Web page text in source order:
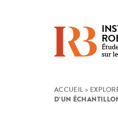
sur
ACCUEIL >
D’UN